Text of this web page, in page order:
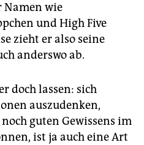
Namen wie
und High Five
zieht er also seine
anderswo ab.
doch lassen: sich
auszudenken,
guten Gewissens im
ist ja auch eine Art